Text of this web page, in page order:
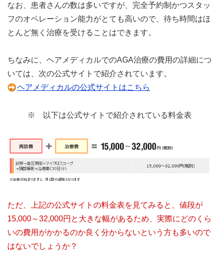
なお、患者さんの数は多いですが、完全予約制かつスタッ
フのオペレーション能力がとても高いので、待ち時間はほ
とんど無く治療を受けることはできます。
ちなみに、ヘアメディカルでのAGA治療の費用の詳細につ
いては、次の公式サイトで紹介されています。
ヘアメディカルの公式サイトはこちら
※ 以下は公式サイトで紹介されている料金表
ただ、上記の公式サイトの料金表を見てみると、値段が
15,000～32,000円と大きな幅があるため、実際にどのくら
いの費用がかかるのか良く分からないという方も多いので
はないでしょうか？